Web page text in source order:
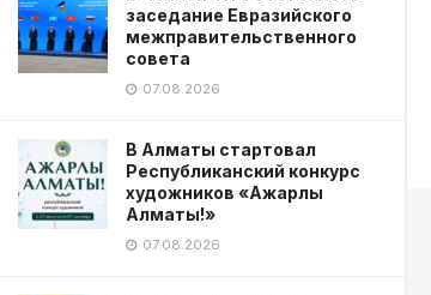
заседание Евразийского
межправительственного
совета
07.08.2026
В Алматы стартовал
Республиканский конкурс
художников «Ажарлы
Алматы!»
07.08.2026